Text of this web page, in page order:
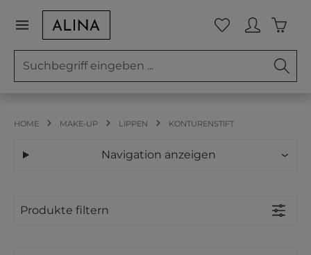
Zum Hauptinhalt springen Du hast 0
HOME MAKE-UP LIPPEN KONTURENSTIFT
Navigation anzeigen
Produkte filtern